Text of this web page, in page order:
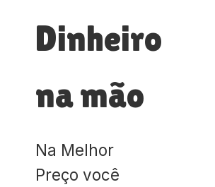
Dinheiro
na mão
Na Melhor
Preço você